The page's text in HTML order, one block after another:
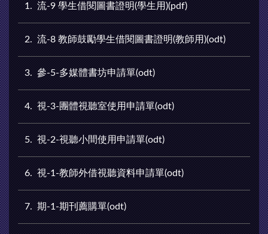
1 流-9 學生借閱圖書證明(學生用)(pdf)
2 流-8 教師鼓勵學生借閱圖書證明(教師用)(odt)
3 參-5-多媒體書坊申請單(odt)
4 視-3-團體視聽室使用申請單(odt)
5 視-2-視聽小間使用申請單(odt)
6 視-1-教師外借視聽資料申請單(odt)
7 期-1-期刊薦購單(odt)